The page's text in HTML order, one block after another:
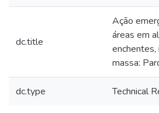
dc.title
Ação
áreas em
massa:
dc.type Technical